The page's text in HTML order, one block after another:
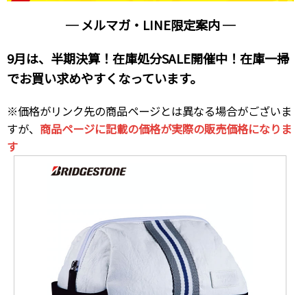
─ メルマガ・LINE限定案内 ─
9月は、半期決算！在庫処分SALE開催中！在庫一掃
でお買い求めやすくなっています。
※価格がリンク先の商品ページとは異なる場合がございま
すが、 商品ページに記載の価格が実際の販売価格になりま
す